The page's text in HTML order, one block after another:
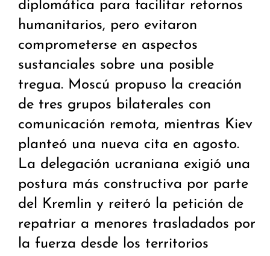
diplomática para facilitar retornos
humanitarios, pero evitaron
comprometerse en aspectos
sustanciales sobre una posible
tregua. Moscú propuso la creación
de tres grupos bilaterales con
comunicación remota, mientras Kiev
planteó una nueva cita en agosto.
La delegación ucraniana exigió una
postura más constructiva por parte
del Kremlin y reiteró la petición de
repatriar a menores trasladados por
la fuerza desde los territorios